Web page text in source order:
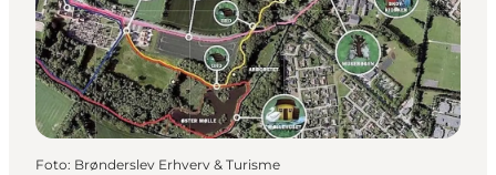
Foto: Brønderslev Erhverv & Turisme